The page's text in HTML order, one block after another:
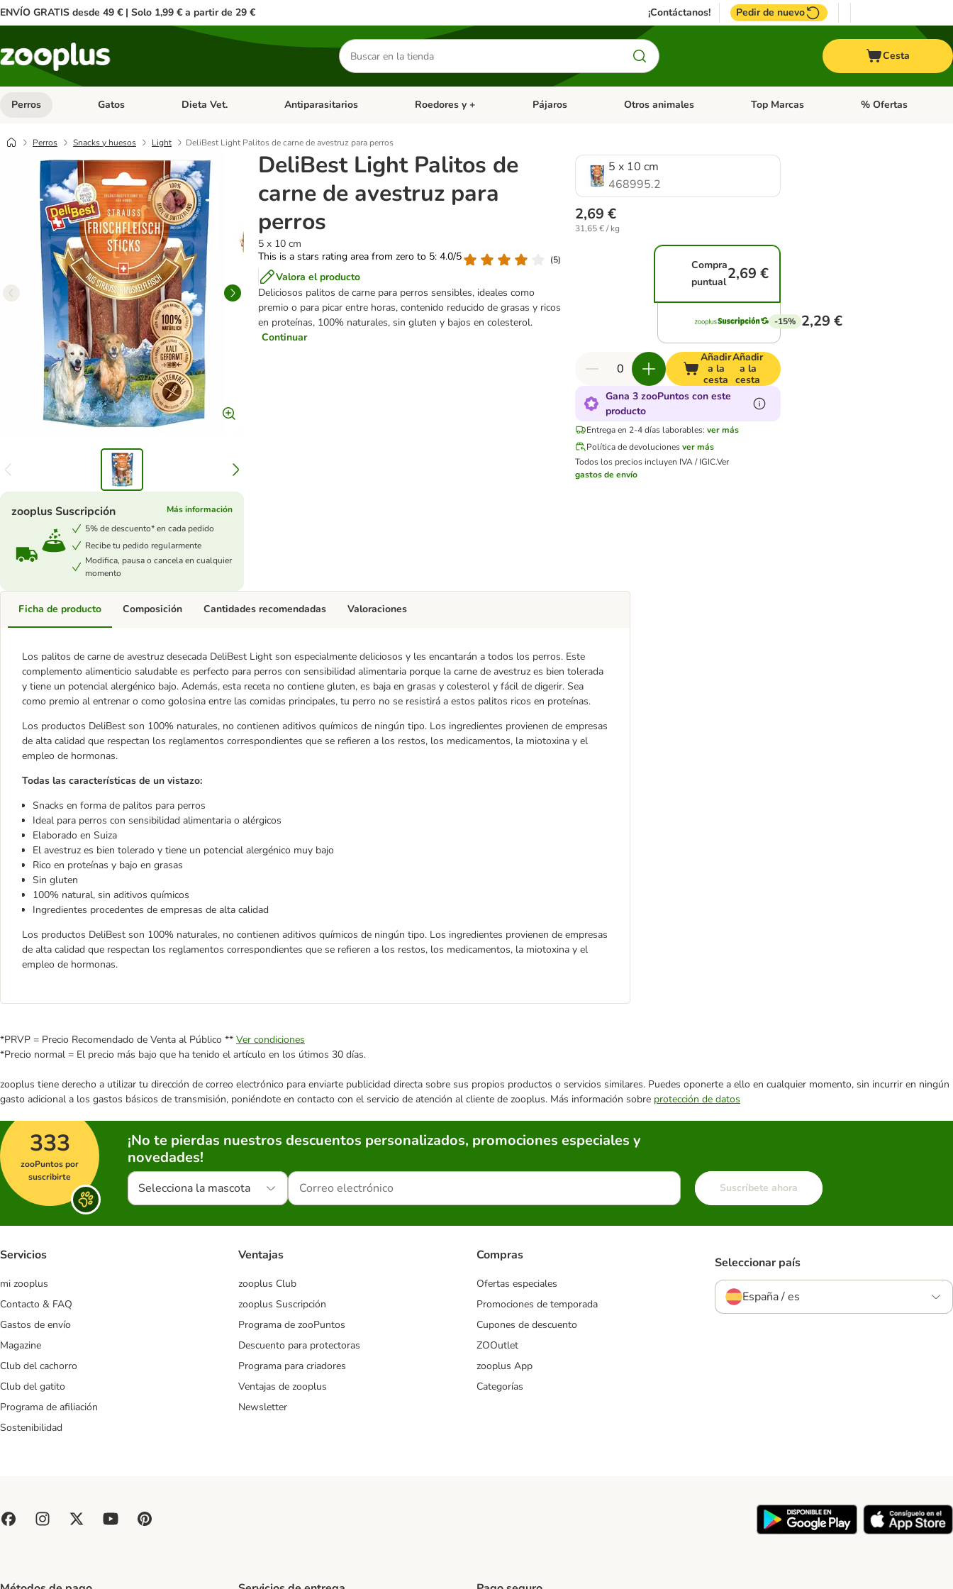
ENVÍO GRATIS desde 49 € | Solo 1,99 € a partir de 29 € ¡Contáctanos! Pedir de nuevo
Buscar
productos
Cesta
Perros Menú de categoria abierto: Perros
Gatos Menú de categoria abierto: Gatos
Dieta Vet. Menú de categoria abierto: Dieta Vet.
Antiparasitarios Menú de categoria abierto: Antiparasitarios
Roedores y + Menú de categoria abierto: Roedores y +
Pájaros Menú de categoria abierto: Pájaros
Otros animales Menú de categoria abierto: Otros animales
Top Marcas Menú de categoria
% Ofertas
Perros Snacks y huesos Light DeliBest Light Palitos de carne de avestruz para perros
DeliBest Light Palitos de
carne de avestruz para
perros
5 x 10 cm
This is a stars rating area from zero to 5: 4.0/5
(5)
Valora el producto
Deliciosos palitos de carne para perros sensibles, ideales como
premio o para picar entre horas, contenido reducido de grasas y ricos
en proteínas, 100% naturales, sin gluten y bajos en colesterol.
Continuar
zooplus Suscripción
Más información
5% de descuento* en cada pedido
Recibe tu pedido regularmente
Modifica, pausa o cancela en cualquier
momento
5 x 10 cm
468995.2
2,69 €
31,65 € / kg
Compra
puntual2,69 €
-15% 2,29 €
Añadir
a la
cesta
Añadir
a la
cesta
Gana 3 zooPuntos con este
producto
Entrega en 2-4 días laborables: ver más
Política de devolucionesver más
Todos los precios incluyen IVA / IGIC.Ver
gastos de envío
Ficha de producto
Los palitos de carne de avestruz desecada DeliBest Light son especialmente deliciosos y les encantarán a todos los perros. Este
complemento alimenticio saludable es perfecto para perros con sensibilidad alimentaria porque la carne de avestruz es bien tolerada
y tiene un potencial alergénico bajo. Además, esta receta no contiene gluten, es baja en grasas y colesterol y fácil de digerir. Sea
como premio al entrenar o como golosina entre las comidas principales, tu perro no se resistirá a estos palitos ricos en proteínas.
Los productos DeliBest son 100% naturales, no contienen aditivos químicos de ningún tipo. Los ingredientes provienen de empresas
de alta calidad que respectan los reglamentos correspondientes que se refieren a los restos, los medicamentos, la miotoxina y el
empleo de hormonas.
Todas las características de un vistazo:
Snacks en forma de palitos para perros
Ideal para perros con sensibilidad alimentaria o alérgicos
Elaborado en Suiza
El avestruz es bien tolerado y tiene un potencial alergénico muy bajo
Rico en proteínas y bajo en grasas
Sin gluten
100% natural, sin aditivos químicos
Ingredientes procedentes de empresas de alta calidad
Los productos DeliBest son 100% naturales, no contienen aditivos químicos de ningún tipo. Los ingredientes provienen de empresas
de alta calidad que respectan los reglamentos correspondientes que se refieren a los restos, los medicamentos, la miotoxina y el
empleo de hormonas.
Composición Cantidades recomendadas Valoraciones
*PRVP = Precio Recomendado de Venta al Público ** Ver condiciones
*Precio normal = El precio más bajo que ha tenido el artículo en los útimos 30 días.
zooplus tiene derecho a utilizar tu dirección de correo electrónico para enviarte publicidad directa sobre sus propios productos o servicios similares. Puedes oponerte a ello en cualquier momento, sin incurrir en ningún
gasto adicional a los gastos básicos de transmisión, poniéndote en contacto con el servicio de atención al cliente de zooplus. Más información sobre protección de datos
333
zooPuntos por
suscribirte
¡No te pierdas nuestros descuentos personalizados, promociones especiales y
novedades!
Selecciona la mascota Suscríbete ahora
Servicios
mi zooplus
Contacto & FAQ
Gastos de envío
Magazine
Club del cachorro
Club del gatito
Programa de afiliación
Sostenibilidad
Ventajas
zooplus Club
zooplus Suscripción
Programa de zooPuntos
Descuento para protectoras
Programa para criadores
Ventajas de zooplus
Newsletter
Compras
Ofertas especiales
Promociones de temporada
Cupones de descuento
ZOOutlet
zooplus App
Categorías
Seleccionar país
España / es